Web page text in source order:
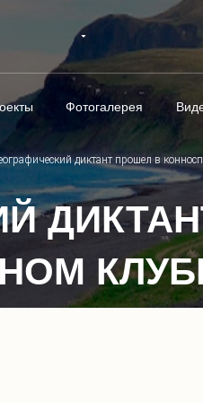
Фотогалерея
диктант прошел в